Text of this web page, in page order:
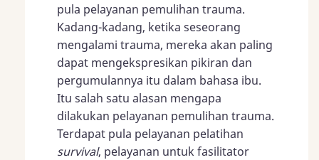
pula pelayanan pemulihan trauma.
Kadang-kadang, ketika seseorang
mengalami trauma, mereka akan paling
dapat mengekspresikan pikiran dan
pergumulannya itu dalam bahasa ibu.
Itu salah satu alasan mengapa
dilakukan pelayanan pemulihan trauma.
Terdapat pula pelayanan pelatihan
survival, pelayanan untuk fasilitator